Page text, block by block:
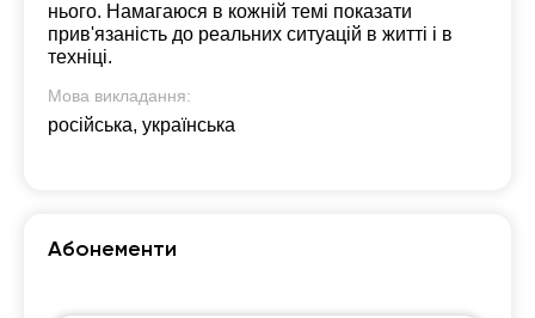
20:00
нього. Намагаюся в кожній темі показати
прив'язаність до реальних ситуацій в житті і в
техніці.
Мова викладання:
російська, українська
Абонементи